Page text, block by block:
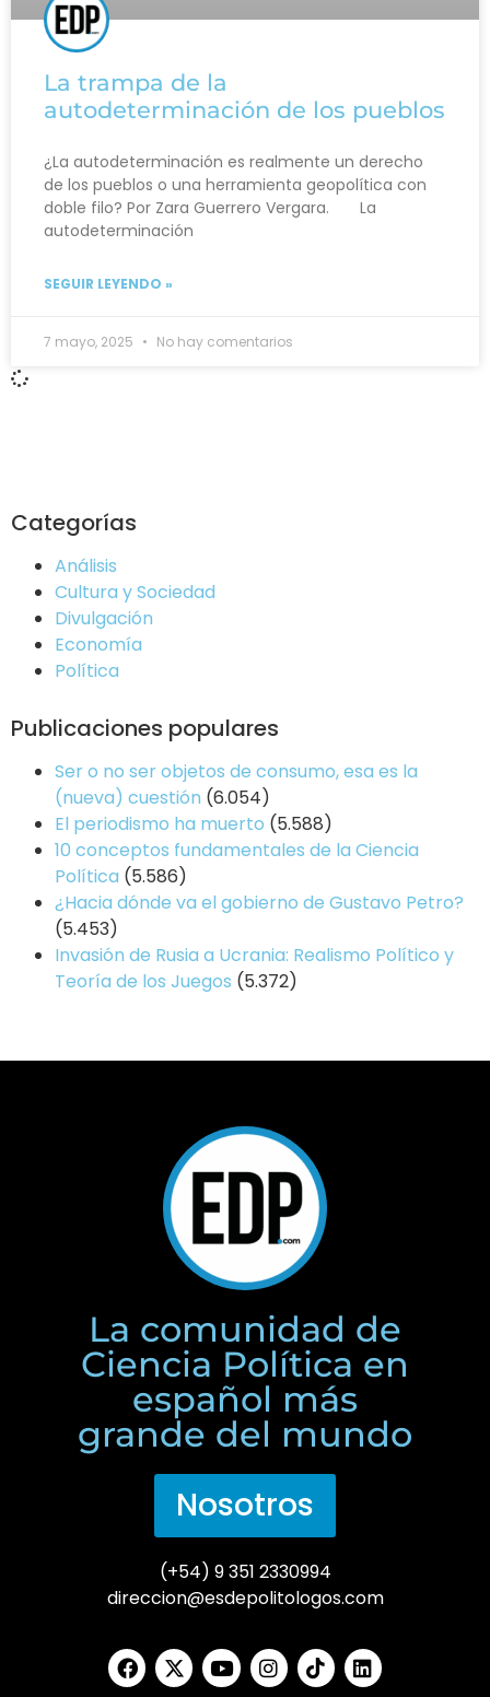
La trampa de la
autodeterminación de los pueblos
¿La autodeterminación es realmente un derecho
de los pueblos o una herramienta geopolítica con
doble filo? Por Zara Guerrero Vergara. La
autodeterminación
SEGUIR LEYENDO »
7 mayo, 2025 No hay comentarios
Categorías
Análisis
Cultura y Sociedad
Divulgación
Economía
Política
Publicaciones populares
Ser o no ser objetos de consumo, esa es la
(nueva) cuestión (6.054)
El periodismo ha muerto (5.588)
10 conceptos fundamentales de la Ciencia
Política (5.586)
¿Hacia dónde va el gobierno de Gustavo Petro?
(5.453)
Invasión de Rusia a Ucrania: Realismo Político y
Teoría de los Juegos (5.372)
La comunidad de
Ciencia Política en
español más
grande del mundo
Nosotros
(+54) 9 351 2330994
direccion@esdepolitologos.com